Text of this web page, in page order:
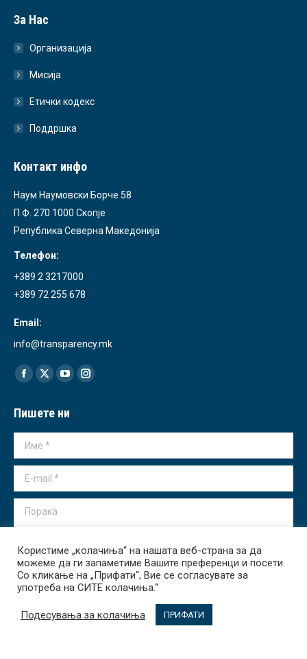
За Нас
Организација
Мисија
Етички кодекс
Поддршка
Контакт инфо
Наум Наумовски Борче 58
П.Ф. 270 1000 Скопје
Република Северна Македонија
Телефон:
+389 2 3217000
+389 72 255 678
Email:
info@transparency.mk
Find us on:
Facebook
opens
in
new
X
opens
in
YouTube
opens
in
Instagram
in
Пишете ни
Име *
E-mail *
Порака
Испрати
Користиме „колачиња“ на нашата веб-страна за да
можеме да ги запаметиме Вашите преференци и посети.
Со кликање на „Прифати“, Вие се согласувате за
употреба на СИТЕ колачиња.“
Подесувања за колачиња ПРИФАТИ